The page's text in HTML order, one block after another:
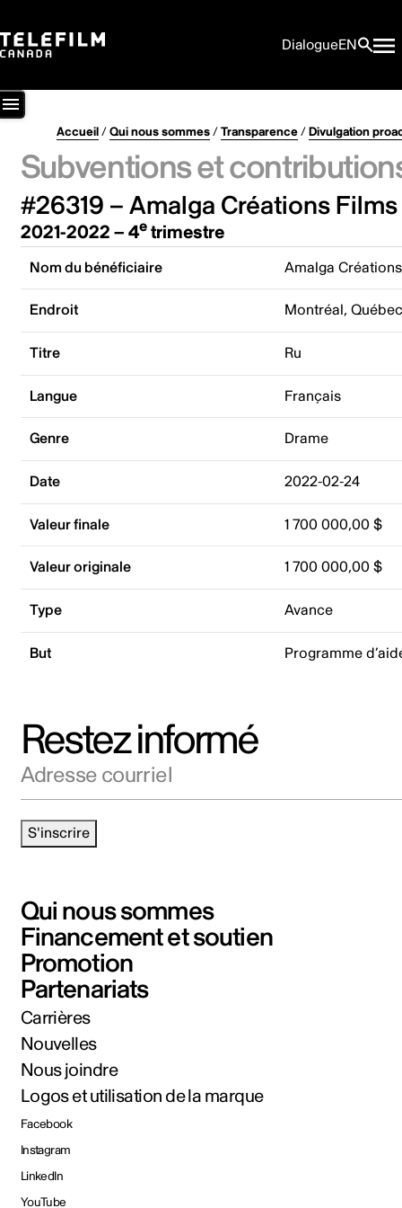
DialogueEN
Accueil/Qui nous sommes/Transparence/Divulgation
Subventions et
#26319 – Amalga Créations
2021-2022 – 4etrimestre
Nom du bénéficiaire Amalga
Endroit Montréal,
Titre Ru
Langue Français
Genre Drame
Date 2022-02-24
Valeur finale 1 700 000,00 $
Valeur originale 1 700 000,00 $
Type Avance
But Programme
Restez informé
S'inscrire
Qui nous sommes
Financement et soutien
Promotion
Partenariats
Carrières
Nouvelles
Nous joindre
Logos et utilisation de la marque
Facebook
Instagram
LinkedIn
YouTube